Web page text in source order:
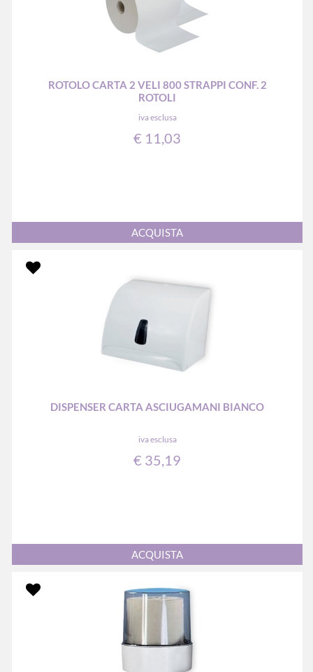
ROTOLO CARTA 2 VELI 800 STRAPPI CONF. 2
ROTOLI
iva esclusa
€ 11,03
Quantità
ACQUISTA
DISPENSER CARTA ASCIUGAMANI BIANCO
iva esclusa
€ 35,19
Quantità
ACQUISTA